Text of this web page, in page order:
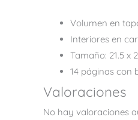
Volumen en
Interiores en
Tamaño: 21.5 x
14 páginas con
Valoraciones
No hay valoraciones